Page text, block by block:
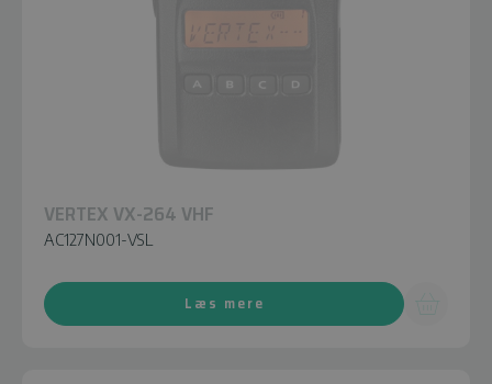
VERTEX VX-264 VHF
AC127N001-VSL
Læs mere